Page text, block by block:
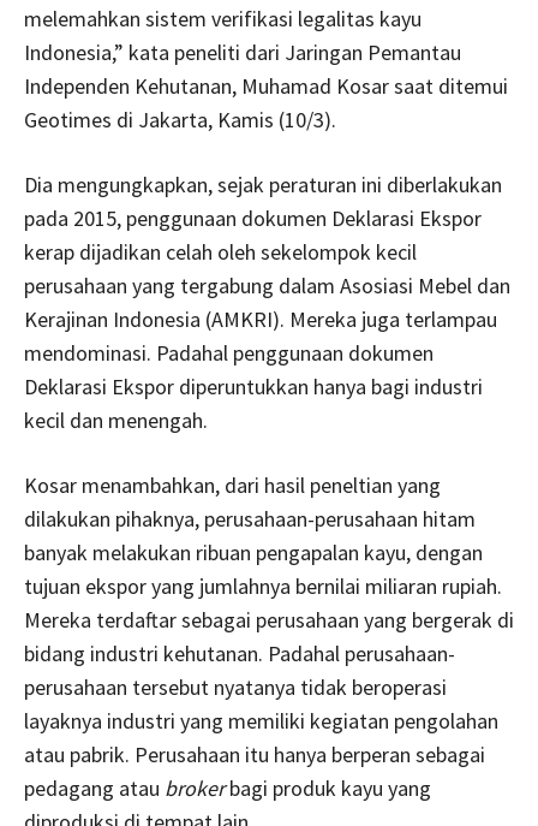
melemahkan sistem verifikasi legalitas kayu
Indonesia,” kata peneliti dari Jaringan Pemantau
Independen Kehutanan, Muhamad Kosar saat ditemui
Geotimes di Jakarta, Kamis (10/3).
Dia mengungkapkan, sejak peraturan ini diberlakukan
pada 2015, penggunaan dokumen Deklarasi Ekspor
kerap dijadikan celah oleh sekelompok kecil
perusahaan yang tergabung dalam Asosiasi Mebel dan
Kerajinan Indonesia (AMKRI). Mereka juga terlampau
mendominasi. Padahal penggunaan dokumen
Deklarasi Ekspor diperuntukkan hanya bagi industri
kecil dan menengah.
Kosar menambahkan, dari hasil peneltian yang
dilakukan pihaknya, perusahaan-perusahaan hitam
banyak melakukan ribuan pengapalan kayu, dengan
tujuan ekspor yang jumlahnya bernilai miliaran rupiah.
Mereka terdaftar sebagai perusahaan yang bergerak di
bidang industri kehutanan. Padahal perusahaan-
perusahaan tersebut nyatanya tidak beroperasi
layaknya industri yang memiliki kegiatan pengolahan
atau pabrik. Perusahaan itu hanya berperan sebagai
pedagang atau brokerbagi produk kayu yang